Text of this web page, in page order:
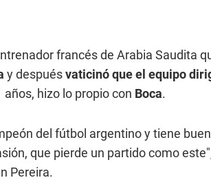
francés de Arabia Saudita
y despuésvaticinó que el equipo
años, hizo lo propio con Boca.
del fútbol argentino y tiene
que pierde un partido como
Pereira.